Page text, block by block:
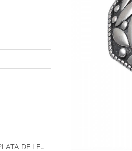
ANILLO DE PLATA DE LEY CON RODIO Y CIRCONITA CÚBICA DE COLOR ROSA CON DIAMANTE EN FORMA DE CORAZÓN